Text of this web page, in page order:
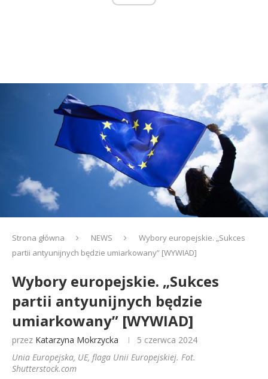
Strona główna NEWS
Wybory europejskie. „Sukces
partii antyunijnych będzie umiarkowany” [WYWIAD]
Wybory europejskie. „Sukces
partii antyunijnych będzie
umiarkowany” [WYWIAD]
przez Katarzyna Mokrzycka
5 czerwca 2024
Unia Europejska, UE, flaga Unii Europejskiej. Fot.
Shutterstock.com